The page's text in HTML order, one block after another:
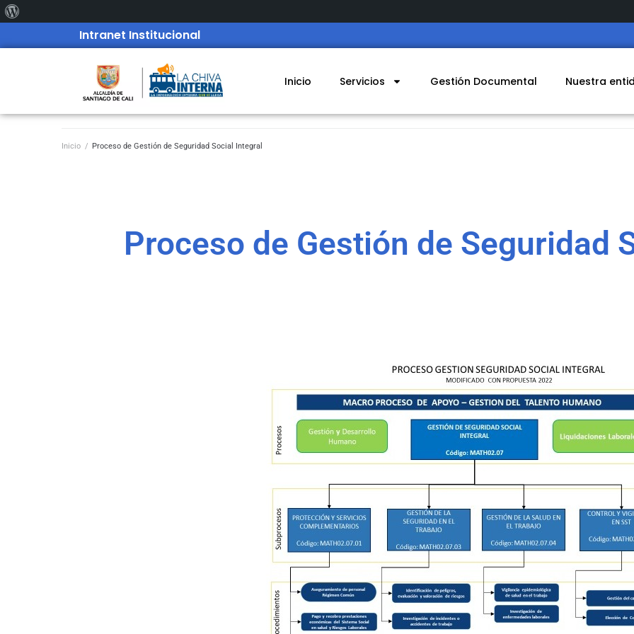
Intranet Institucional
Inicio Servicios Gestión Documental Nuestra
Inicio / Proceso de Gestión de Seguridad Social Integral
Proceso de Gestión de Seguridad